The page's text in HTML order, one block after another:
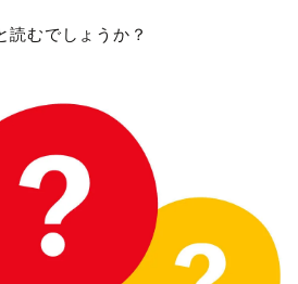
読むでしょうか？